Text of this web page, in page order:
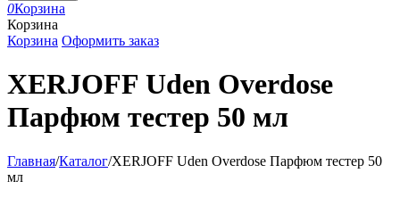
0Корзина
Корзина
Корзина Оформить заказ
XERJOFF Uden Overdose
Парфюм тестер 50 мл
Главная/Каталог/XERJOFF Uden Overdose Парфюм тестер 50
мл